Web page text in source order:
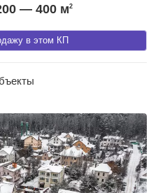
в этом КП
— 400 м2